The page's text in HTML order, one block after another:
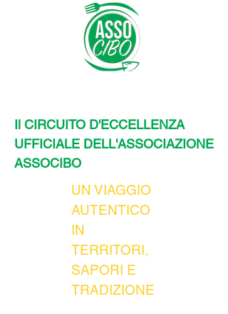
Il CIRCUITO D'ECCELLENZA
UFFICIALE DELL'ASSOCIAZIONE
ASSOCIBO
UN VIAGGIO
AUTENTICO
IN
TERRITORI,
SAPORI E
TRADIZIONE